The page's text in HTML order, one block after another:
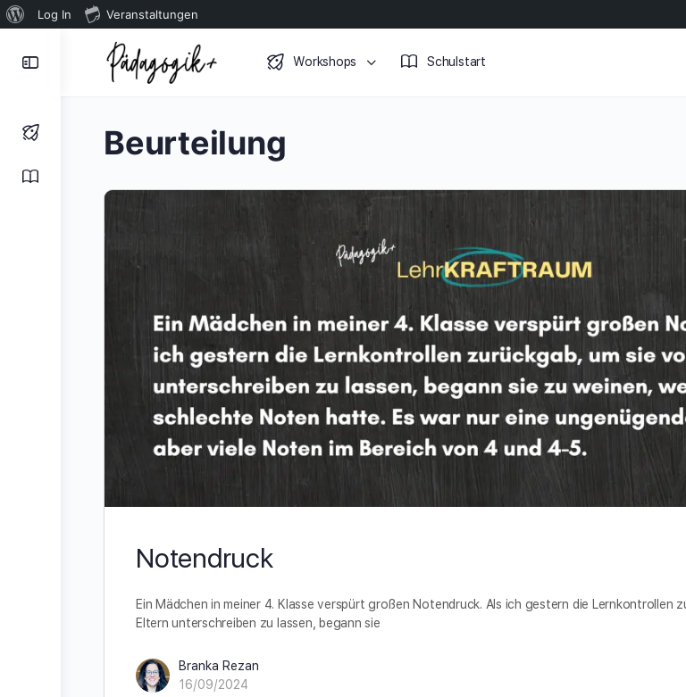
Über
Log In Veranstaltungen
Workshops Schulstart
Beurteilung
Notendruck
Ein Mädchen in meiner 4. Klasse verspürt großen Notendruck. Als ich gestern die Lernkontrollen
Eltern unterschreiben zu lassen, begann sie
Branka Rezan
16/09/2024